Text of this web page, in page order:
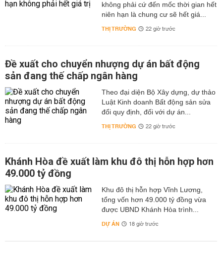
không phải cứ đến mốc thời gian hết
niên hạn là chung cư sẽ hết giá...
THỊ TRƯỜNG 22 giờ trước
Đề xuất cho chuyển nhượng dự án bất động
sản đang thế chấp ngân hàng
Theo đại diện Bộ Xây dựng, dự thảo
Luật Kinh doanh Bất động sản sửa
đổi quy định, đối với dự án...
THỊ TRƯỜNG 22 giờ trước
Khánh Hòa đề xuất làm khu đô thị hỗn hợp hơn
49.000 tỷ đồng
Khu đô thị hỗn hợp Vĩnh Lương,
tổng vốn hơn 49.000 tỷ đồng vừa
được UBND Khánh Hòa trình...
DỰ ÁN 18 giờ trước